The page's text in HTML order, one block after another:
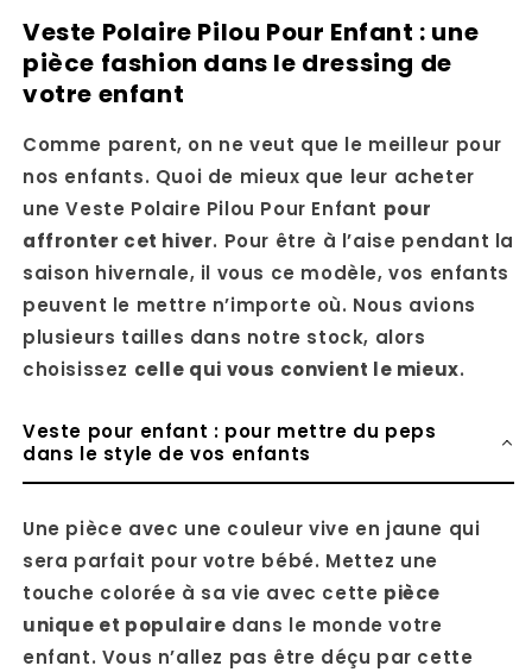
Veste Polaire Pilou Pour Enfant : une
pièce fashion dans le dressing de
votre enfant
Comme parent, on ne veut que le meilleur pour
nos enfants. Quoi de mieux que leur acheter
une Veste Polaire Pilou Pour Enfant pour
affronter cet hiver. Pour être à l’aise pendant la
saison hivernale, il vous ce modèle, vos enfants
peuvent le mettre n’importe où. Nous avions
plusieurs tailles dans notre stock, alors
choisissez celle qui vous convient le mieux.
Veste pour enfant : pour mettre du peps
dans le style de vos enfants
Une pièce avec une couleur vive en jaune qui
sera parfait pour votre bébé. Mettez une
touche colorée à sa vie avec cette pièce
unique et populaire dans le monde votre
enfant. Vous n’allez pas être déçu par cette